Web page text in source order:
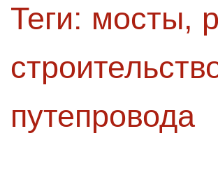
Теги: мосты,
путепровода